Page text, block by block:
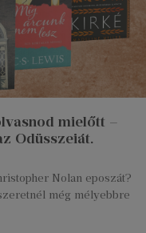
mielőtt –
Odüsszeiát.
Nolan eposzát?
még mélyebbre